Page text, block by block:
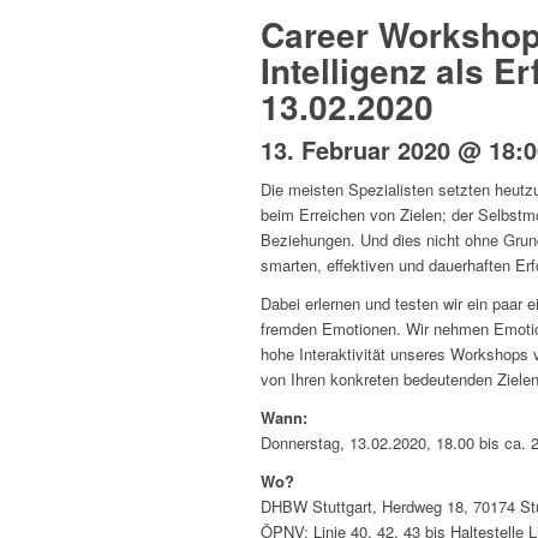
Career
Intelligenz als
13.02.2020
13. Februar 2020 @
Die meisten Spezialisten setzten
beim Erreichen von Zielen; der
Beziehungen. Und dies nicht ohne
smarten, effektiven und dauerhaften
Dabei erlernen und testen wir ein paar
fremden Emotionen. Wir nehmen
hohe Interaktivität unseres Workshops
von Ihren konkreten bedeutenden
Wann:
Donnerstag, 13.02.2020, 18.00 bis ca.
Wo?
DHBW Stuttgart, Herdweg 18, 70174
ÖPNV: Linie 40, 42, 43 bis Haltestelle